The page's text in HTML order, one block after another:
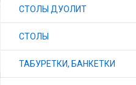
СТОЛЫ ДУОЛИТ
СТОЛЫ
ТАБУРЕТКИ, БАНКЕТКИ